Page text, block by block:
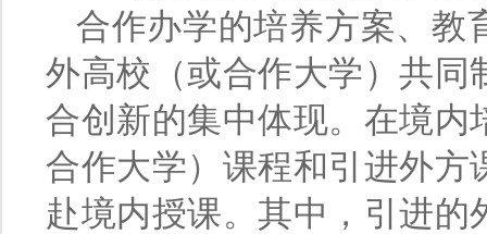
合作办学的培养方案、教
外高校（或合作大学）共同
合创新的集中体现。在境内
合作大学）课程和引进外方
赴境内授课。其中，引进